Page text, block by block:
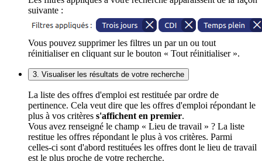
suivante :
Vous pouvez supprimer les filtres un par un ou tout
réinitialiser en cliquant sur le bouton « Tout réinitialiser ».
3. Visualiser les résultats de votre recherche
La liste des offres d'emploi est restituée par ordre de
pertinence. Cela veut dire que les offres d'emploi répondant le
plus à vos critères s'affichent en premier.
Vous avez renseigné le champ « Lieu de travail » ? La liste
restitue les offres répondant le plus à vos critères. Parmi
celles-ci sont d'abord restituées les offres dont le lieu de travail
est le plus proche de votre recherche.